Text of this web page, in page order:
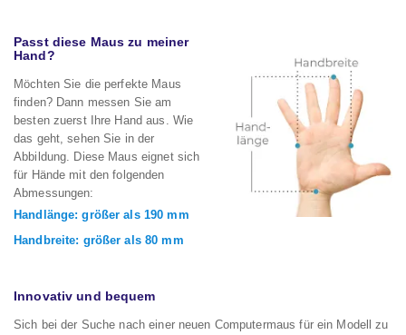
Passt diese Maus zu meiner
Hand?
Möchten Sie die perfekte Maus
finden? Dann messen Sie am
besten zuerst Ihre Hand aus. Wie
das geht, sehen Sie in der
Abbildung. Diese Maus eignet sich
für Hände mit den folgenden
Abmessungen:
Handlänge: größer als 190 mm
Handbreite: größer als 80 mm
Innovativ und bequem
Sich bei der Suche nach einer neuen Computermaus für ein Modell zu